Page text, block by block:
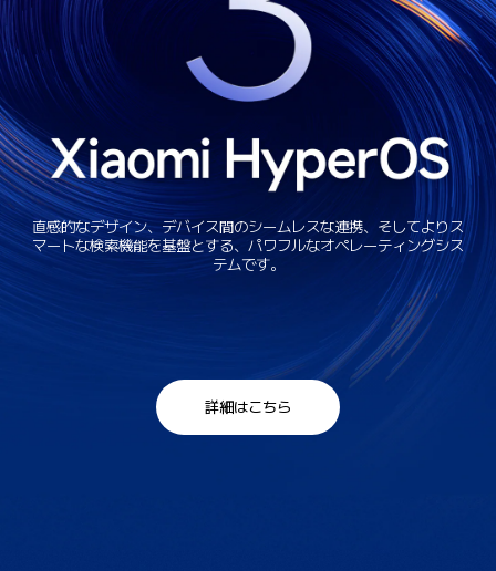
直感的なデザイン、デバイス間のシームレスな連携、そしてよりス
マートな検索機能を基盤とする、パワフルなオペレーティングシス
テムです。
詳細はこちら